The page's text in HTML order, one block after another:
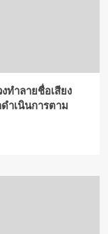
ทำลายชื่อเสียง
ำเนินการตาม